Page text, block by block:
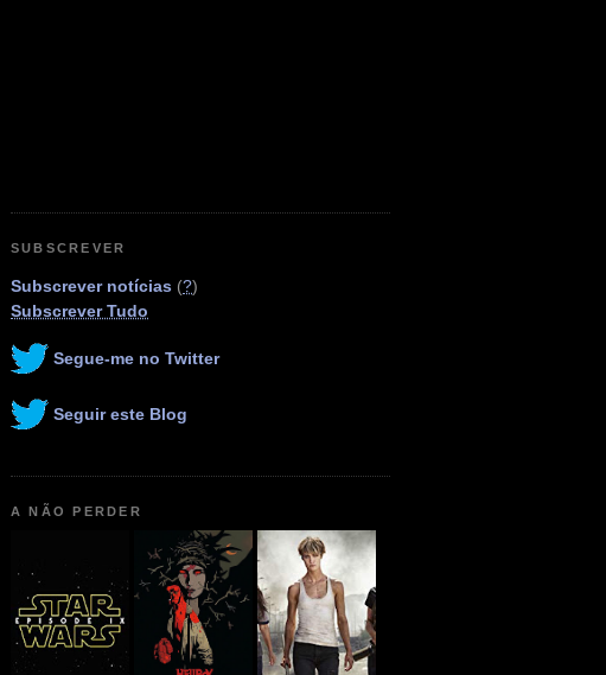
SUBSCREVER
Subscrever notícias (?)
Subscrever Tudo
Segue-me no Twitter
Seguir este Blog
A NÃO PERDER